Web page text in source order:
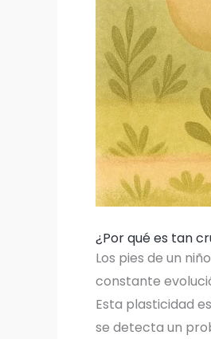
¿Por qué es tan
Los pies de un
constante
Esta plasticidad
se detecta un